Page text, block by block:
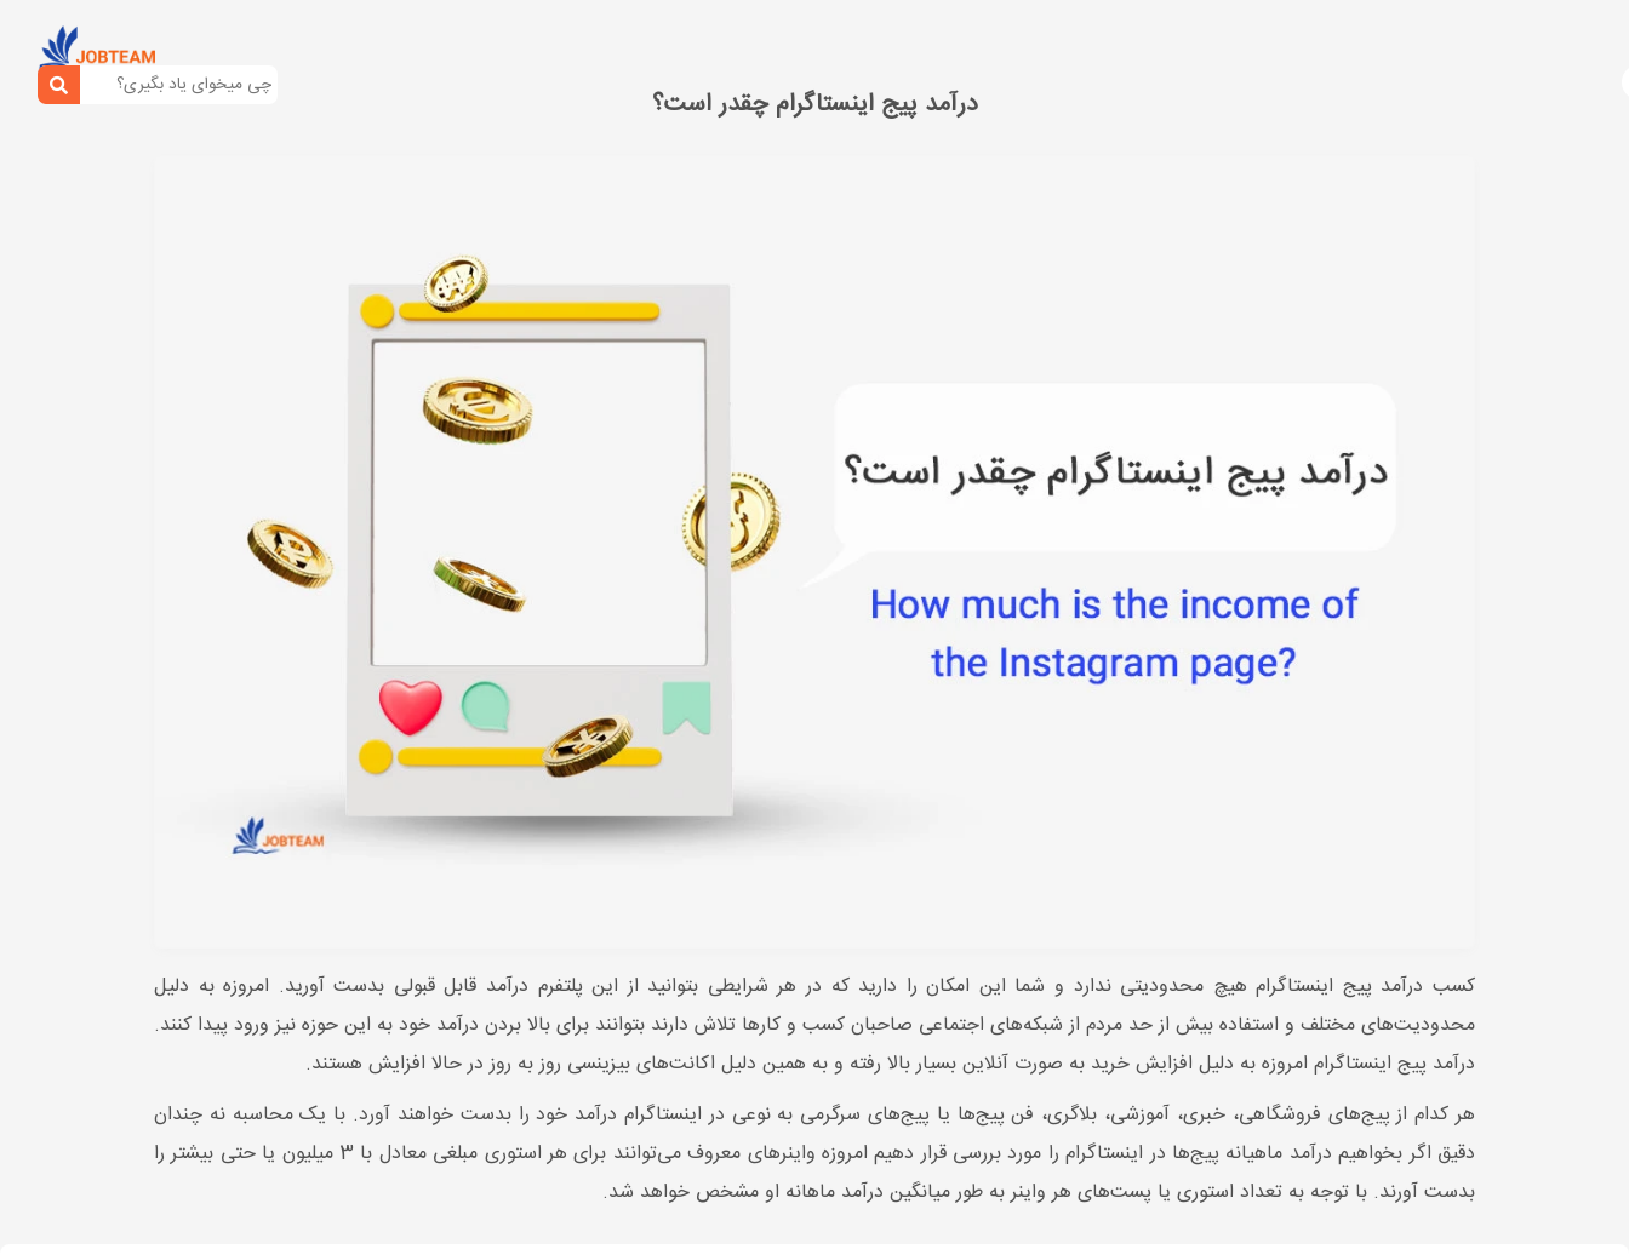
درآمد پیج اینستاگرام چقدر است؟
کسب درآمد پیج اینستاگرام هیچ محدودیتی ندارد و شما این امکان را دارید که در هر شرایطی بتوانید از این پلتفرم درآمد قابل قبولی بدست آورید. امروزه به دلیل
محدودیت‌های مختلف و استفاده بیش از حد مردم از شبکه‌های اجتماعی صاحبان کسب و کارها تلاش دارند بتوانند برای بالا بردن درآمد خود به این حوزه نیز ورود پیدا کنند.
درآمد پیج اینستاگرام امروزه به دلیل افزایش خرید به صورت آنلاین بسیار بالا رفته و به همین دلیل اکانت‌های بیزینسی روز به روز در حالا افزایش هستند.
هر کدام از پیج‌های فروشگاهی، خبری، آموزشی، بلاگری، فن پیج‌ها یا پیج‌های سرگرمی به نوعی در اینستاگرام درآمد خود را بدست خواهند آورد. با یک محاسبه نه چندان
دقیق اگر بخواهیم درآمد ماهیانه پیج‌ها در اینستاگرام را مورد بررسی قرار دهیم امروزه واینرهای معروف می‌توانند برای هر استوری مبلغی معادل با 3 میلیون یا حتی بیشتر را
بدست آورند. با توجه به تعداد استوری یا پست‌های هر واینر به طور میانگین درآمد ماهانه او مشخص خواهد شد.